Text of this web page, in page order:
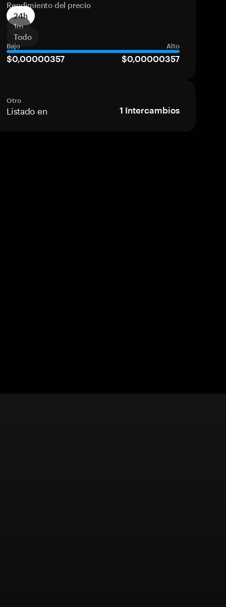
Rendimiento del precio
24h
1m
Todo
Bajo Alto
$0,00000357 $0,00000357
Otro
Listado en 1 Intercambios